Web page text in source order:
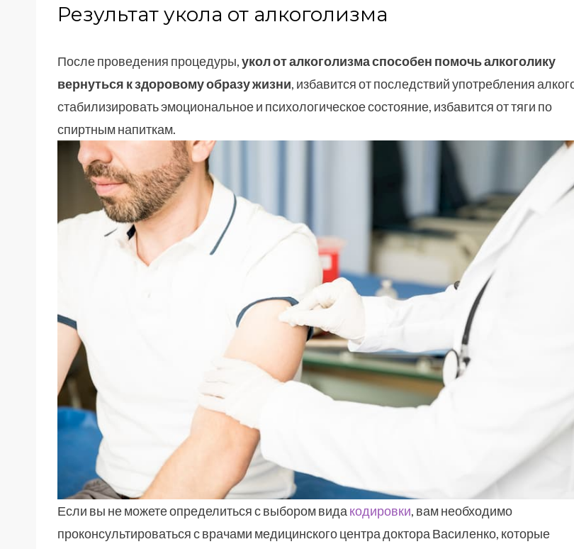
Результат укола от алкоголизма
После проведения процедуры,укол от алкоголизма способен помочь алкоголику
вернуться к здоровому образу жизни, избавится от последствий употребления
стабилизировать эмоциональное и психологическое состояние, избавится от тяги по
спиртным напиткам.
Если вы не можете определиться с выбором вида кодировки, вам необходимо
проконсультироваться с врачами медицинского центра доктора Василенко, которые